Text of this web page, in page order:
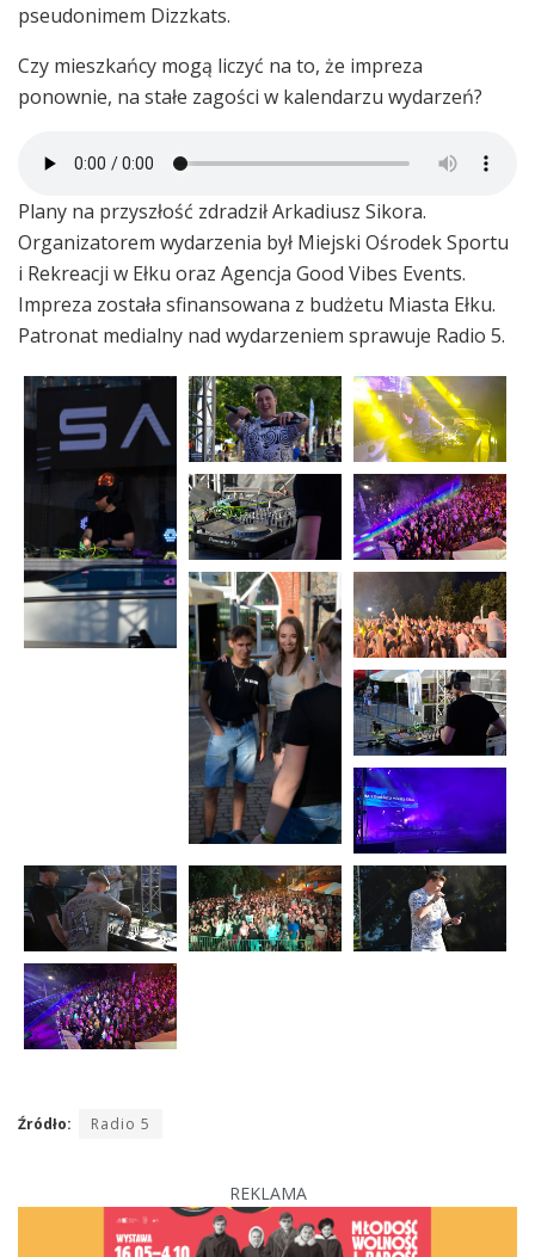
pseudonimem Dizzkats.
Czy mieszkańcy mogą liczyć na to, że impreza
ponownie, na stałe zagości w kalendarzu wydarzeń?
Plany na przyszłość zdradził Arkadiusz Sikora.
Organizatorem wydarzenia był Miejski Ośrodek Sportu
i Rekreacji w Ełku oraz Agencja Good Vibes Events.
Impreza została sfinansowana z budżetu Miasta Ełku.
Patronat medialny nad wydarzeniem sprawuje Radio 5.
Źródło: Radio 5
REKLAMA